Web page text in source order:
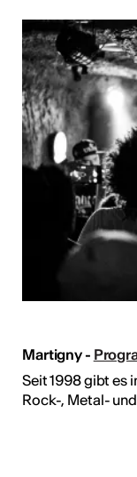
Martigny -
Seit 1998 gibt es
Rock-, Metal-